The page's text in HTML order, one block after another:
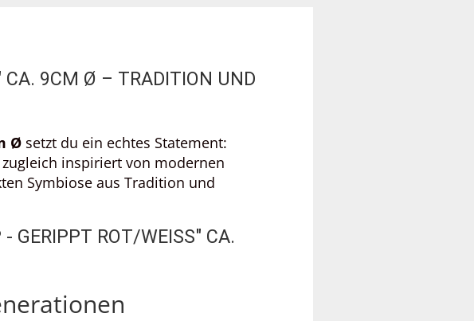
CA. 9CM Ø – TRADITION UND
Ø setzt du ein echtes Statement:
inspiriert von modernen
Symbiose aus Tradition und
GERIPPT ROT/WEISS" CA.